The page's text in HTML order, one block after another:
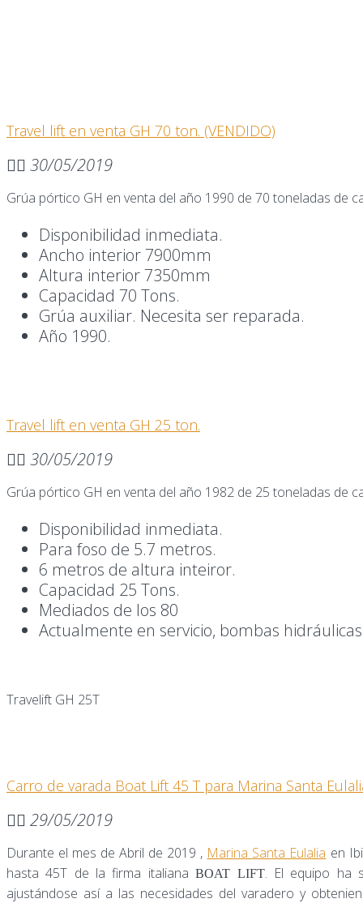
Travel lift en venta GH 70 ton. (VENDIDO)
30/05/2019
Grúa pórtico GH en venta del año 1990 de 70 toneladas de
Disponibilidad inmediata.
Ancho interior 7900mm
Altura interior 7350mm
Capacidad 70 Tons.
Grúa auxiliar. Necesita ser reparada.
Año 1990.
Travel lift en venta GH 25 ton.
30/05/2019
Grúa pórtico GH en venta del año 1982 de 25 toneladas de
Disponibilidad inmediata.
Para foso de 5.7 metros.
6 metros de altura inteiror.
Capacidad 25 Tons.
Mediados de los 80
Actualmente en servicio, bombas
Travelift GH 25T
Carro de varada Boat Lift 45 T para Marina Santa
29/05/2019
Durante el mes de Abril de 2019 , Marina Santa Eulalia en
hasta 45T de la firma italianaBOAT LIFT. El equipo ha
ajustándose así a las necesidades del varadero y